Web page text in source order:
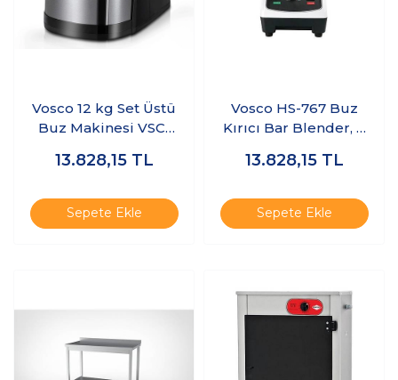
Vosco 12 kg Set Üstü
Buz Makinesi VSC-
13.828,15 TL
Sepete Ekle
Vosco HS-767 Buz
Kırıcı Bar Blender, 2
13.828,15 TL
Sepete Ekle